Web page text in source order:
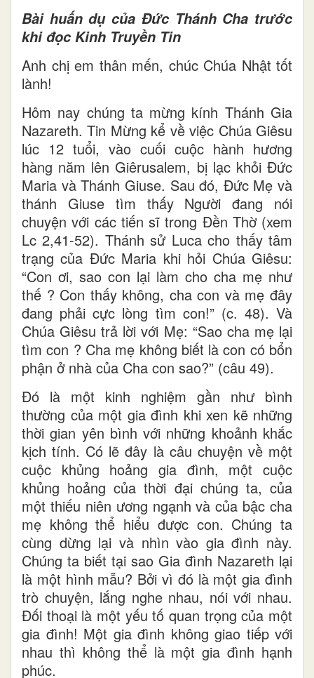
Bài huấn dụ của Đức Thánh Cha trước
khi đọc Kinh Truyền Tin
Anh chị em thân mến, chúc Chúa Nhật tốt
lành!
Hôm nay chúng ta mừng kính Thánh Gia
Nazareth. Tin Mừng kể về việc Chúa Giêsu
lúc 12 tuổi, vào cuối cuộc hành hương
hàng năm lên Giêrusalem, bị lạc khỏi Đức
Maria và Thánh Giuse. Sau đó, Đức Mẹ và
thánh Giuse tìm thấy Người đang nói
chuyện với các tiến sĩ trong Đền Thờ (xem
Lc 2,41-52). Thánh sử Luca cho thấy tâm
trạng của Đức Maria khi hỏi Chúa Giêsu:
“Con ơi, sao con lại làm cho cha mẹ như
thế ? Con thấy không, cha con và mẹ đây
đang phải cực lòng tìm con!” (c. 48). Và
Chúa Giêsu trả lời với Mẹ: “Sao cha mẹ lại
tìm con ? Cha mẹ không biết là con có bổn
phận ở nhà của Cha con sao?” (câu 49).
Đó là một kinh nghiệm gần như bình
thường của một gia đình khi xen kẽ những
thời gian yên bình với những khoảnh khắc
kịch tính. Có lẽ đây là câu chuyện về một
cuộc khủng hoảng gia đình, một cuộc
khủng hoảng của thời đại chúng ta, của
một thiếu niên ương ngạnh và của bậc cha
mẹ không thể hiểu được con. Chúng ta
cùng dừng lại và nhìn vào gia đình này.
Chúng ta biết tại sao Gia đình Nazareth lại
là một hình mẫu? Bởi vì đó là một gia đình
trò chuyện, lắng nghe nhau, nói với nhau.
Đối thoại là một yếu tố quan trọng của một
gia đình! Một gia đình không giao tiếp với
nhau thì không thể là một gia đình hạnh
phúc.